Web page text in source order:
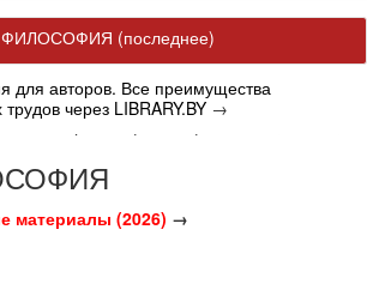
ФИЛОСОФИЯ (последнее)
для авторов. Все преимущества
через LIBRARY.BY →
по вопросам философии. Книги, статьи,
(2026) →